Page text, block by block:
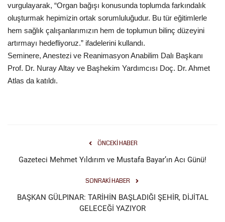
vurgulayarak, “Organ bağışı konusunda toplumda farkındalık
oluşturmak hepimizin ortak sorumluluğudur. Bu tür eğitimlerle
hem sağlık çalışanlarımızın hem de toplumun bilinç düzeyini
artırmayı hedefliyoruz.” ifadelerini kullandı.
Seminere, Anestezi ve Reanimasyon Anabilim Dalı Başkanı
Prof. Dr. Nuray Altay ve Başhekim Yardımcısı Doç. Dr. Ahmet
Atlas da katıldı.
ÖNCEKI HABER
Gazeteci Mehmet Yıldırım ve Mustafa Bayar’ın Acı Günü!
SONRAKI HABER
BAŞKAN GÜLPINAR: TARİHİN BAŞLADIĞI ŞEHİR, DİJİTAL
GELECEĞİ YAZIYOR